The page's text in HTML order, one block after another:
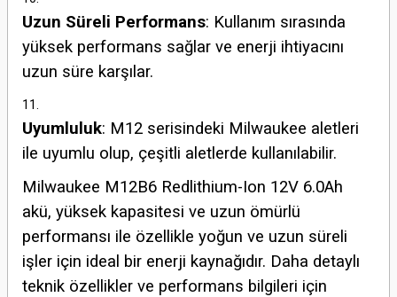
Uzun Süreli Performans: Kullanım sırasında
yüksek performans sağlar ve enerji ihtiyacını
uzun süre karşılar.
Uyumluluk: M12 serisindeki Milwaukee aletleri
ile uyumlu olup, çeşitli aletlerde kullanılabilir.
Milwaukee M12B6 Redlithium-Ion 12V 6.0Ah
akü, yüksek kapasitesi ve uzun ömürlü
performansı ile özellikle yoğun ve uzun süreli
işler için ideal bir enerji kaynağıdır. Daha detaylı
teknik özellikler ve performans bilgileri için